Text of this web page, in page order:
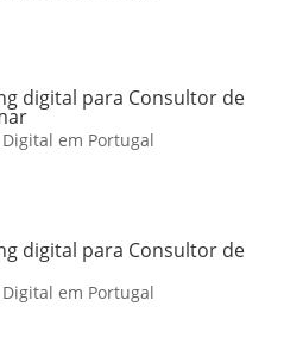
digital para Consultor de
em Portugal
digital para Consultor de
em Portugal